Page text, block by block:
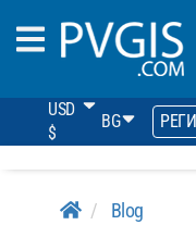
USD
$
BG
Blog